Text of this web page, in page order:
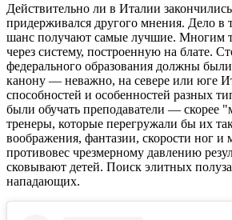
Действительно ли в Италии
придерживался другого мнения. Дело в
шанс получают самые лучшие. Многим
через систему, построенную на блате.
федерального образования должны
канону — неважно, на севере или юге
способностей и особенностей разных
были обучать преподаватели — скорее
тренеры, которые перегружали бы их
воображения, фантазии, скорости ног
противовес чрезмерному давлению
сковывают детей. Поиск элитных
нападающих.